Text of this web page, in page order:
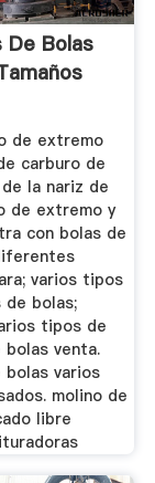
De Bolas
de extremo
carburo de
la nariz de
de extremo y
con bolas de
varios tipos
de bolas;
tipos de
bolas venta.
bolas varios
molino de
libre